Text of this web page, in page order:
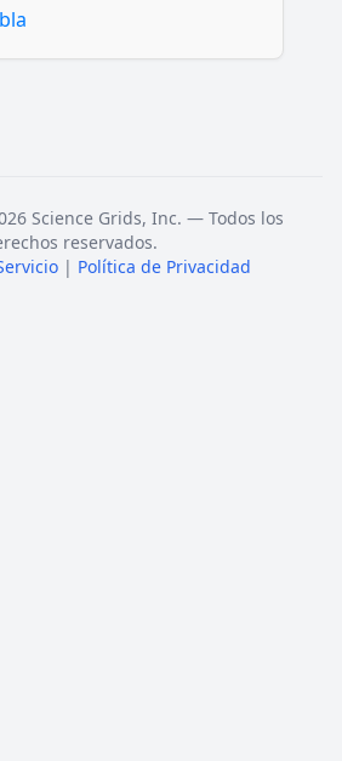
Science Grids, Inc. — Todos los
reservados.
| Política de Privacidad